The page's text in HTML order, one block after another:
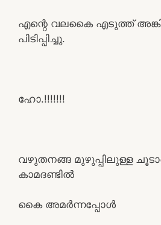
എന്റെ വലകൈ എടുത്ത്
പിടിപ്പിച്ചു.
ഹോ.!!!!!!!
വഴുതനങ്ങ മുഴുപ്പിലുള്ള
കാമദണ്ടിൽ
കൈ അമർന്നപ്പോൾ